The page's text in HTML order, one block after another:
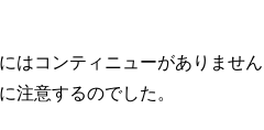
はコンティニューがありませ
注意するのでした。